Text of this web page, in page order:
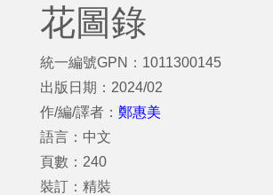
花圖錄
統一編號GPN：1011300145
出版日期：2024/02
作/編/譯者： 鄭惠美
語言：中文
頁數：240
裝訂：精裝